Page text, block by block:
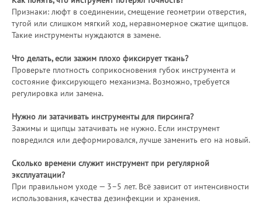
Признаки: люфт в соединении, смещение геометрии отверстия,
тугой или слишком мягкий ход, неравномерное сжатие щипцов.
Такие инструменты нуждаются в замене.
Что делать, если зажим плохо фиксирует ткань?
Проверьте плотность соприкосновения губок инструмента и
состояние фиксирующего механизма. Возможно, требуется
регулировка или замена.
Нужно ли затачивать инструменты для пирсинга?
Зажимы и щипцы затачивать не нужно. Если инструмент
повредился или деформировался, лучше заменить его на новый.
Сколько времени служит инструмент при регулярной
эксплуатации?
При правильном уходе — 3–5 лет. Всё зависит от интенсивности
использования, качества дезинфекции и хранения.